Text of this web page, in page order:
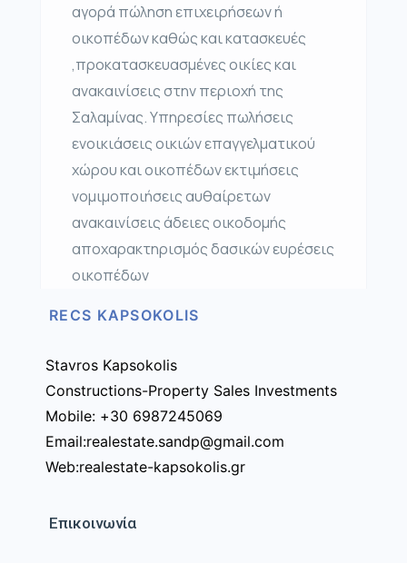
αγορά πώληση επιχειρήσεων ή
οικοπέδων καθώς και κατασκευές
,προκατασκευασμένες οικίες και
ανακαινίσεις στην περιοχή της
Σαλαμίνας. Υπηρεσίες πωλήσεις
ενοικιάσεις οικιών επαγγελματικού
χώρου και οικοπέδων εκτιμήσεις
νομιμοποιήσεις αυθαίρετων
ανακαινίσεις άδειες οικοδομής
αποχαρακτηρισμός δασικών ευρέσεις
οικοπέδων
RECS KAPSOKOLIS
Stavros Kapsokolis
Constructions-Property Sales Investments
Mobile: +30 6987245069
Email:realestate.sandp@gmail.com
Web:realestate-kapsokolis.gr
Επικοινωνία